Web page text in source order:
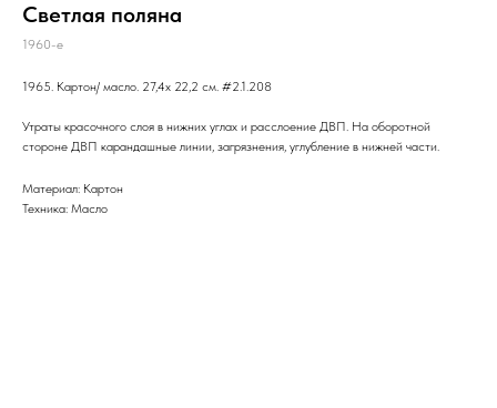
Светлая поляна
1960-е
1965. Картон/ масло. 27,4х 22,2 см. #2.1.208
Утраты красочного слоя в нижних углах и расслоение ДВП. На оборотной
стороне ДВП карандашные линии, загрязнения, углубление в нижней части.
Материал: Картон
Техника: Масло